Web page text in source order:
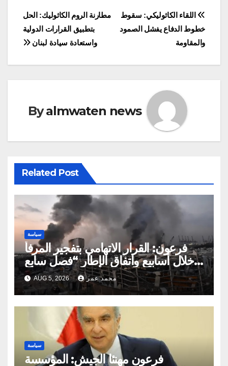
Post
navigation
مطارنة الروم الكاثوليك: الحل
بتطبيق القرارات الدولية
واستعادة سيادة لبنان
اللقاء الكاثوليكي: سقوط
خطوط الدفاع يفشل الصمود
والمقاومة
Byalmwaten news
Related Post
سياسة
فرعون: القرار الاتهامي بتفجير المرفأ
خلال أسابيع واتفاق الإطار “فصل سابع
ونصف”
AUG 5, 2026 محمد عمر
سياسة
فرعون مهنئا الجيش: المؤسسة